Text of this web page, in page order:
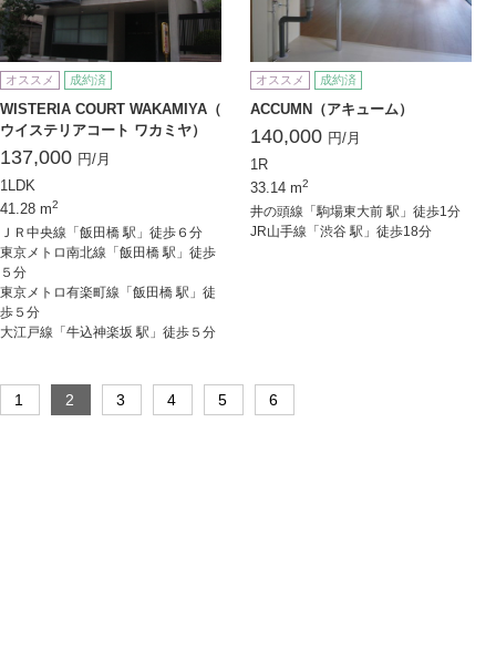
オススメ 成約済
WISTERIA COURT WAKAMIYA（
ウイステリアコート ワカミヤ）
137,000 円/月
1LDK
41.28 m2
ＪＲ中央線「飯田橋 駅」徒歩６分
東京メトロ南北線「飯田橋 駅」徒歩
５分
東京メトロ有楽町線「飯田橋 駅」徒
歩５分
大江戸線「牛込神楽坂 駅」徒歩５分
オススメ 成約済
ACCUMN（アキューム）
140,000 円/月
1R
33.14 m2
井の頭線「駒場東大前 駅」徒歩1分
JR山手線「渋谷 駅」徒歩18分